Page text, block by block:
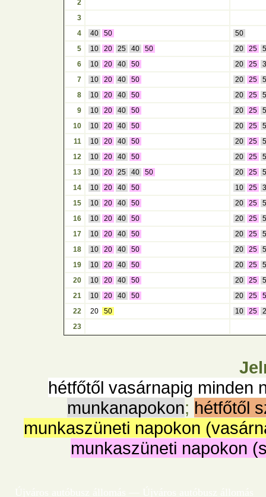
2
3
4
40 50
50
5
10 20 25 40 50 20 25
6
10 20 40 50 20 25
7
10 20 40 50 20 25
8
10 20 40 50 20 25
9
10 20 40 50 20 25
10
10 20 40 50 20 25
11
10 20 40 50 20 25
12
10 20 40 50 20 25
13
10 20 25 40 50 20 25
14
10 20 40 50 10 25
15
10 20 40 50 20 25
16
10 20 40 50 20 25
17
10 20 40 50 20 25
18
10 20 40 50 20 25
19
10 20 40 50 20 25
20
10 20 40 50 20 25
21
10 20 40 50 20 25
22
20 50 10 25
23
hétfőtől vasárnapig minden
munkanapokon; hétfőtől
munkaszüneti napokon
munkaszüneti napokon